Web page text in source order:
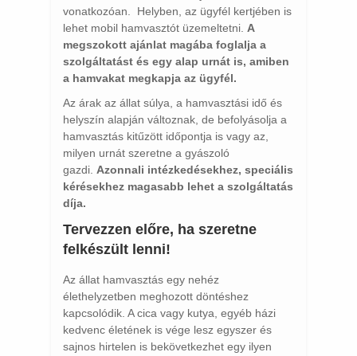
vonatkozóan. Helyben, az ügyfél kertjében is
lehet mobil hamvasztót üzemeltetni. A
megszokott ajánlat magába foglalja a
szolgáltatást és egy alap urnát is, amiben
a hamvakat megkapja az ügyfél.
Az árak az állat súlya, a hamvasztási idő és
helyszín alapján változnak, de befolyásolja a
hamvasztás kitűzött időpontja is vagy az,
milyen urnát szeretne a gyászoló
gazdi. Azonnali intézkedésekhez, speciális
kérésekhez magasabb lehet a szolgáltatás
díja.
Tervezzen előre, ha szeretne
felkészült lenni!
Az állat hamvasztás egy nehéz
élethelyzetben meghozott döntéshez
kapcsolódik. A cica vagy kutya, egyéb házi
kedvenc életének is vége lesz egyszer és
sajnos hirtelen is bekövetkezhet egy ilyen